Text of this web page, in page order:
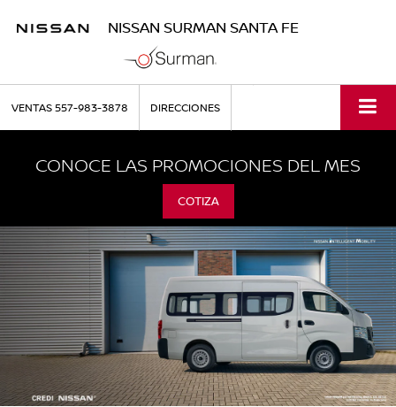
NISSAN SURMAN SANTA FE
VENTAS557-983-3878 DIRECCIONES
CONOCE LAS PROMOCIONES DEL MES
COTIZA